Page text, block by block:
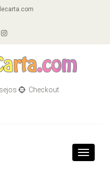
Checkout
Toggle